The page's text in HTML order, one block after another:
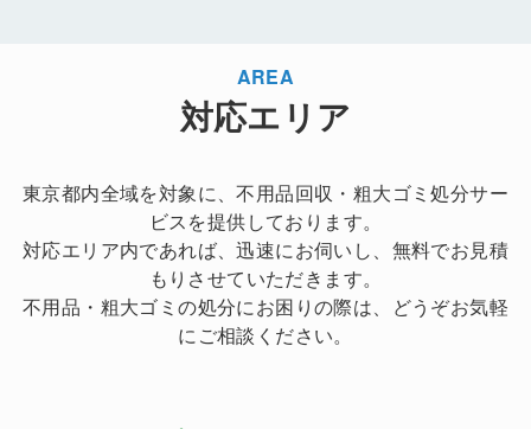
AREA
対応エリア
東京都内全域を対象に、不用品回収・粗大ゴミ処分サー
ビスを提供しております。
対応エリア内であれば、迅速にお伺いし、無料でお見積
もりさせていただきます。
不用品・粗大ゴミの処分にお困りの際は、どうぞお気軽
にご相談ください。